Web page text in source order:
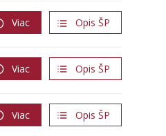
Viac Opis ŠP
Viac Opis ŠP
Viac Opis ŠP